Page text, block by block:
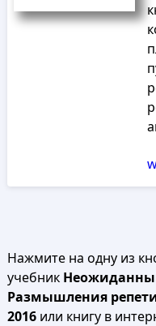
Нажмите на одну из
учебник
Размышления
2016или книгу в